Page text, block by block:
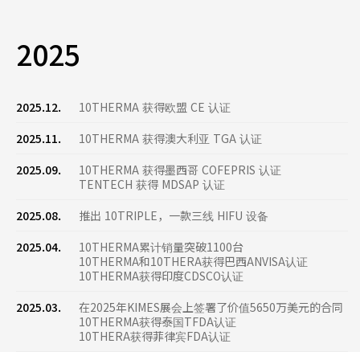
2025
2025.12.
10THERMA 获得欧盟 CE 认证
2025.11.
10THERMA 获得澳大利亚 TGA 认证
2025.09.
10THERMA 获得墨西哥 COFEPRIS 认证
TENTECH 获得 MDSAP 认证
2025.08.
推出 10TRIPLE，一款三线 HIFU 设备
2025.04.
10THERMA累计销量突破1100台
10THERMA和10THERA获得巴西ANVISA认证
10THERMA获得印度CDSCO认证
2025.03.
在2025年KIMES展会上签署了价值5650万美元的合同
10THERMA获得泰国TFDA认证
10THERA获得菲律宾FDA认证